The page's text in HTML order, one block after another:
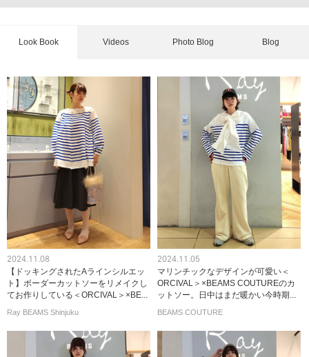
Look Book Videos Photo Blog Blog
2024.11.08
【ドッキングされたAラインシルエッ
ト】ボーダーカットソーをリメイクし
てお作りしている＜ORCIVAL＞×BE...
Ray BEAMS Shinjuku
2024.11.05
マリンチックなデザインが可愛い＜
ORCIVAL＞×BEAMS COUTUREのカ
ットソー。日中はまだ暖かい今時期...
BEAMS COUTURE